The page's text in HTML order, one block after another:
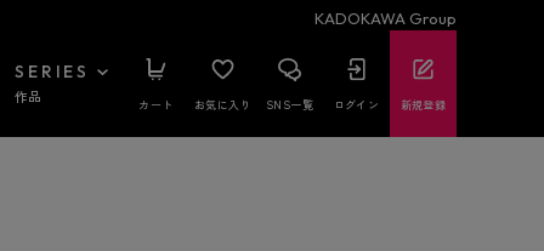
KADOKAWA Group
SERIES
作品 カート お気に入り SNS一覧 ログイン 新規登録